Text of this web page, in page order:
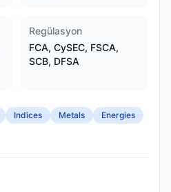
Regülasyon
FCA, CySEC, FSCA,
SCB, DFSA
Indices Metals
Energies